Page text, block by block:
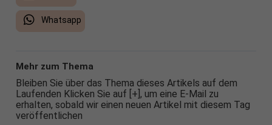
Whatsapp
Mehr zum Thema
Bleiben Sie über das Thema dieses Artikels auf dem
Laufenden Klicken Sie auf [+], um eine E-Mail zu
erhalten, sobald wir einen neuen Artikel mit diesem Tag
veröffentlichen